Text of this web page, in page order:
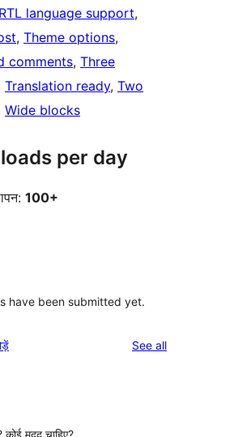
RTL language support
, Theme options
comments, Three
Translation ready, Two
Wide blocks
per day
100+
have been submitted yet.
See allreviews